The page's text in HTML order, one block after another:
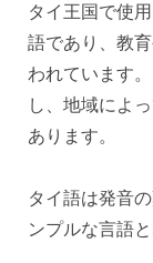
タイ王国で使
語であり、教
われています
し、地域によ
あります。
タイ語は発音
ンプルな言語と